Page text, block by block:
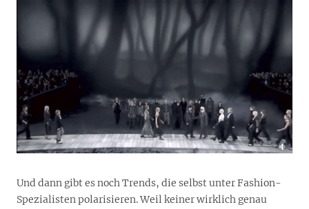
Und dann gibt es noch Trends, die selbst unter Fashion-
Spezialisten polarisieren. Weil keiner wirklich genau